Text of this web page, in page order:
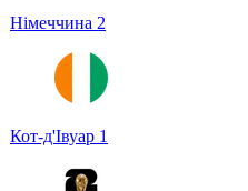
Німеччина 2
Кот-д'Івуар 1